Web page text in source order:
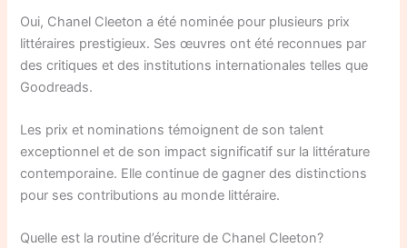
Oui, Chanel Cleeton a été nominée pour plusieurs prix
littéraires prestigieux. Ses œuvres ont été reconnues par
des critiques et des institutions internationales telles que
Goodreads.
Les prix et nominations témoignent de son talent
exceptionnel et de son impact significatif sur la littérature
contemporaine. Elle continue de gagner des distinctions
pour ses contributions au monde littéraire.
Quelle est la routine d’écriture de Chanel Cleeton?